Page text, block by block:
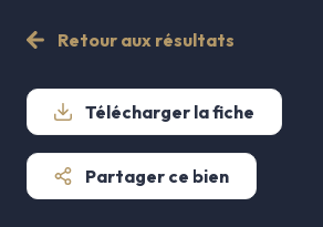
Maisons
Appartements
Propriétés
Maisons
NOS
LOCATIONS
NOS
BIENS
VENDUS
Retour aux résultats
Télécharger la fiche
Partager ce bien